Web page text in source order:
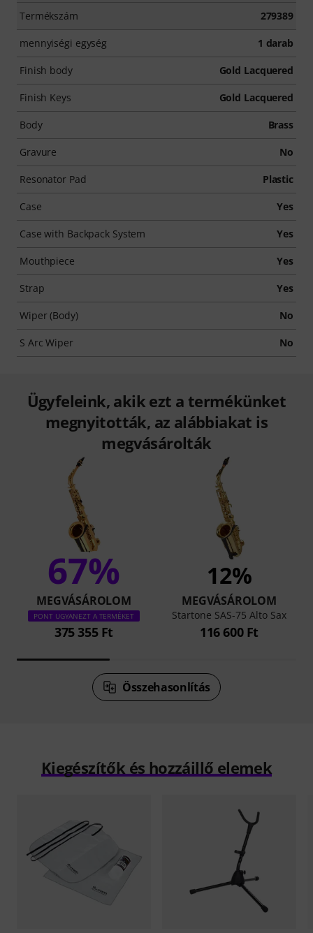
Termékszám 279389
mennyiségi egység 1 darab
Finish body Gold Lacquered
Finish Keys Gold Lacquered
Body Brass
Gravure No
Resonator Pad Plastic
Case Yes
Case with Backpack System Yes
Mouthpiece Yes
Strap Yes
Wiper (Body) No
S Arc Wiper No
Ügyfeleink, akik ezt a termékünket
megnyitották, az alábbiakat is
megvásárolták
67%
MEGVÁSÁROLOM
PONT UGYANEZT A TERMÉKET
375 355 Ft
12%
MEGVÁSÁROLOM
Startone SAS-75 Alto Sax
116 600 Ft
Összehasonlítás
Kiegészítők és hozzáillő elemek